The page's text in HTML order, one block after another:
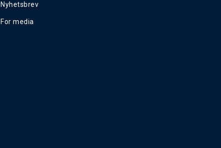
Nyhetsbrev
For media